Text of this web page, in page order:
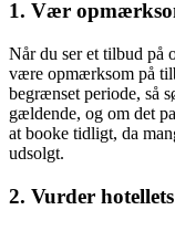
1. Vær
Når du ser et tilbud på
være opmærksom på
begrænset periode, så
gældende, og om det
at booke tidligt, da
udsolgt.
2. Vurder